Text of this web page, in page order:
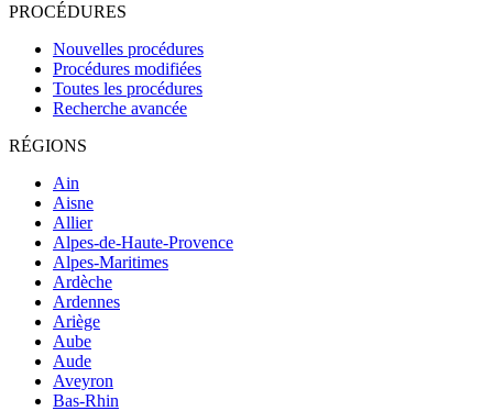
PROCÉDURES
Nouvelles procédures
Procédures modifiées
Toutes les procédures
Recherche avancée
RÉGIONS
Ain
Aisne
Allier
Alpes-de-Haute-Provence
Alpes-Maritimes
Ardèche
Ardennes
Ariège
Aube
Aude
Aveyron
Bas-Rhin